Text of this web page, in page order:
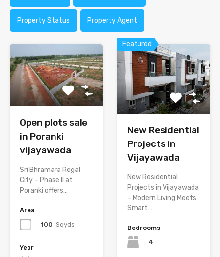
Property Status Property Agent
Open plots sale
in Poranki
vijayawada
Sri Bhramara Regal
City – Phase II at
Poranki offers…
Area
100 Sqyds
Year
Featured
New Residential
Projects in
Vijayawada
New Residential
Projects in Vijayawada
– Modern Living Meets
Smart…
Bedrooms
4